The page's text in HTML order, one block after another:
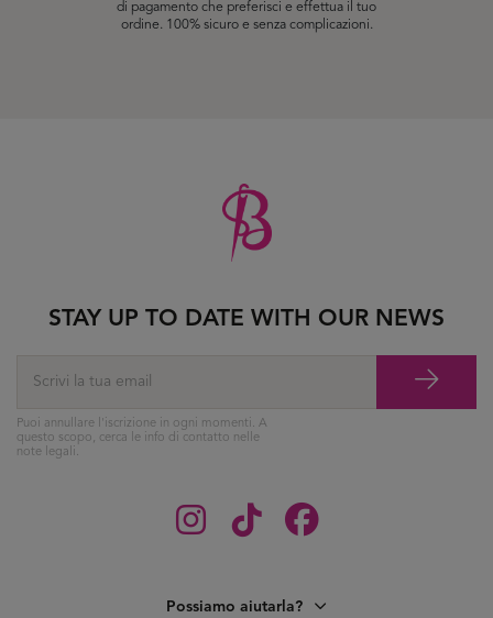
di pagamento che preferisci e effettua il tuo
ordine. 100% sicuro e senza complicazioni.
Possiamo aiutarla?
STAY UP TO DATE WITH OUR NEWS
Puoi annullare l'iscrizione in ogni momenti. A
questo scopo, cerca le info di contatto nelle
note legali.